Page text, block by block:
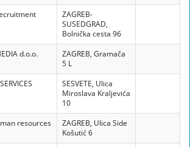
ZAGREB-
SUSEDGRAD,
Bolnička cesta 96
d.o.o.
ZAGREB, Gramača
5 L
SESVETE, Ulica
Miroslava Kraljevića
10
resources
ZAGREB, Ulica Side
Košutić 6